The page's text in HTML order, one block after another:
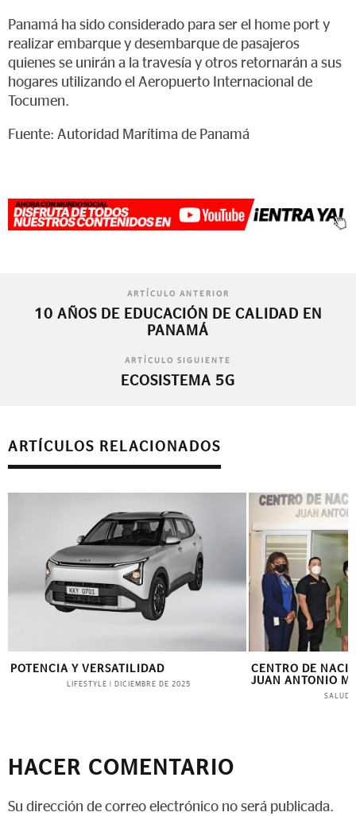
Panamá ha sido considerado para ser el home port y
realizar embarque y desembarque de pasajeros
quienes se unirán a la travesía y otros retornarán a sus
hogares utilizando el Aeropuerto Internacional de
Tocumen.
Fuente: Autoridad Marítima de Panamá
ARTÍCULO ANTERIOR
10 AÑOS DE EDUCACIÓN DE CALIDAD EN
PANAMÁ
ARTÍCULO SIGUIENTE
ECOSISTEMA 5G
ARTÍCULOS RELACIONADOS
POTENCIA Y VERSATILIDAD
LIFESTYLE DICIEMBRE DE 2025
CENTRO DE
JUAN ANTONIO
SALUD
HACER COMENTARIO
Su dirección de correo electrónico no será publicada.